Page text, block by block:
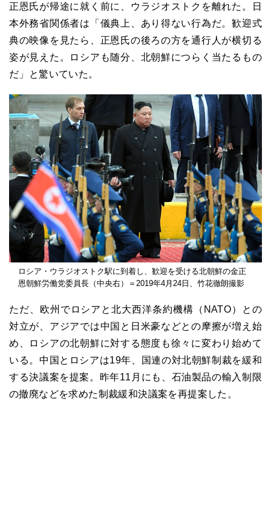
正恩氏が帰途に就く前に、ウラジオストクを離れた。日
本外務省関係者は「儀典上、あり得ない行為だ。歓迎式
典の映像を見たら、正恩氏の後ろの方を通行人が横切る
姿が見えた。ロシアも随分、北朝鮮につらく当たるもの
だ」と驚いていた。
ロシア・ウラジオストク駅に到着し、歓迎を受ける北朝鮮の金正
恩朝鮮労働党委員長（中央右）＝2019年4月24日、竹花徹朗撮影
ただ、欧州でロシアと北大西洋条約機構（NATO）との
対立が、アジアでは中国と日米豪などとの摩擦が増え始
め、ロシアの北朝鮮に対する態度も徐々に変わり始めて
いる。中国とロシアは19年、国連の対北朝鮮制裁を緩和
する決議案を提案。昨年11月にも、石油製品の輸入制限
の撤廃などを求めた制裁緩和決議案を再提案した。